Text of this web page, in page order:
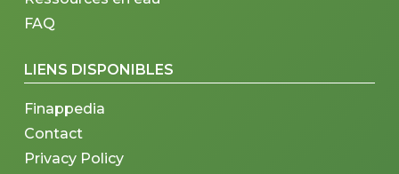
FAQ
LIENS DISPONIBLES
Finappedia
Contact
Privacy Policy